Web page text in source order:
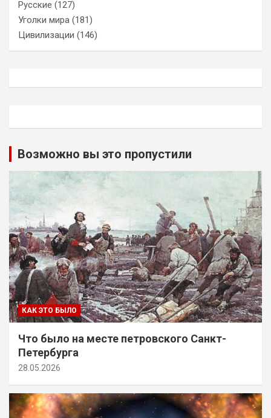
Русские (127)
Уголки мира (181)
Цивилизации (146)
Возможно вы это пропустили
КАК ЭТО БЫЛО
Что было на месте петровского Санкт-
Петербурга
28.05.2026